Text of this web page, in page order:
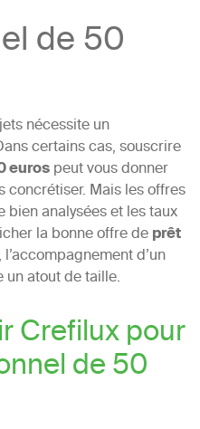
de 50
nécessite un
certains cas, souscrire
eurospeut vous donner
concrétiser. Mais les offres
analysées et les taux
la bonne offre deprêt
l’accompagnement d’un
atout de taille.
Crefilux pour
de 50